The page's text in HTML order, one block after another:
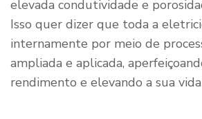
elevada condutividade e
Isso quer dizer que toda a
internamente por meio de
ampliada e aplicada,
rendimento e elevando a sua